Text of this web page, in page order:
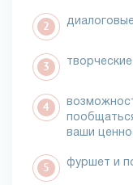
ваши
фуршет и